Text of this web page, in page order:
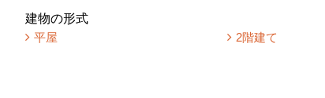
建物の形式
平屋
2階建て